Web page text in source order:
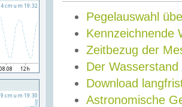
Pegelauswahl
Kennzeichnende
Zeitbezug der
Der Wasserstand
Download
Astronomische